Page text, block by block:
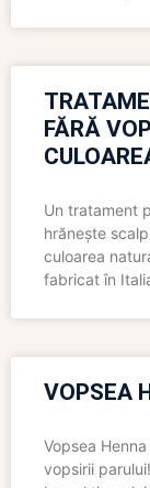
FĂRĂ
Un tratament
hrănește
culoarea
fabricat în
VOPSEA
Vopsea
vopsirii